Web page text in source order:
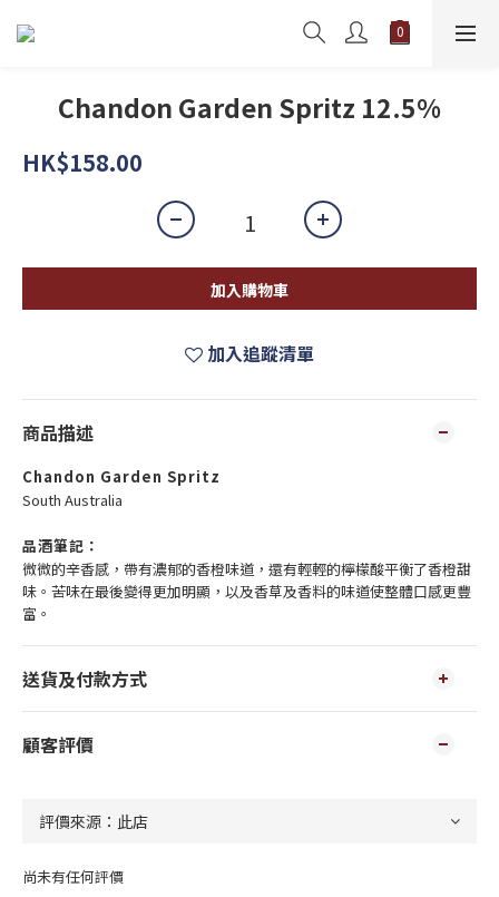
Chandon Garden Spritz 12.5%
HK$158.00
加入購物車
加入追蹤清單
商品描述
Chandon Garden Spritz
South Australia
品酒筆記：
微微的辛香感，帶有濃郁的香橙味道，還有輕輕的檸檬酸平衡了香橙甜
味。苦味在最後變得更加明顯，以及香草及香料的味道使整體口感更豐
富。
送貨及付款方式
顧客評價
尚未有任何評價